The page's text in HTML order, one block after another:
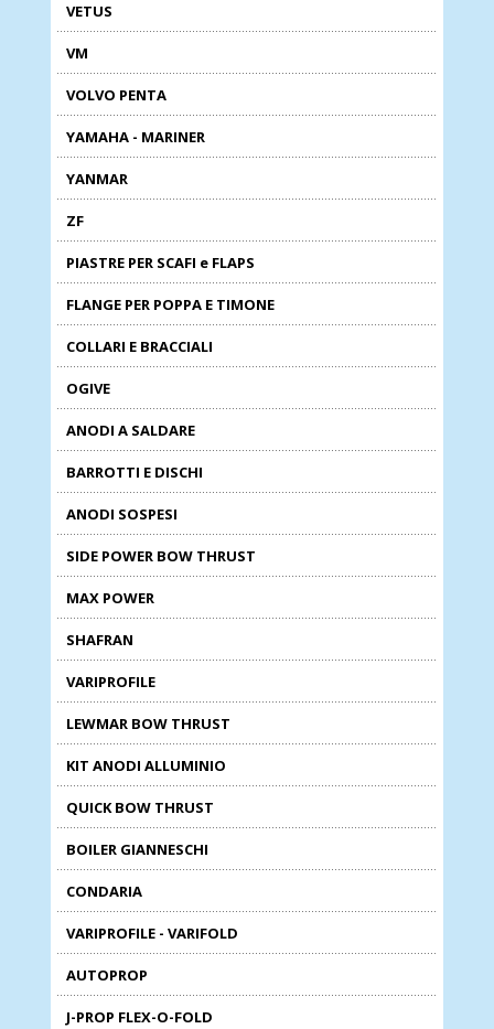
VETUS
VM
VOLVO PENTA
YAMAHA - MARINER
YANMAR
ZF
PIASTRE PER SCAFI e FLAPS
FLANGE PER POPPA E TIMONE
COLLARI E BRACCIALI
OGIVE
ANODI A SALDARE
BARROTTI E DISCHI
ANODI SOSPESI
SIDE POWER BOW THRUST
MAX POWER
SHAFRAN
VARIPROFILE
LEWMAR BOW THRUST
KIT ANODI ALLUMINIO
QUICK BOW THRUST
BOILER GIANNESCHI
CONDARIA
VARIPROFILE - VARIFOLD
AUTOPROP
J-PROP FLEX-O-FOLD